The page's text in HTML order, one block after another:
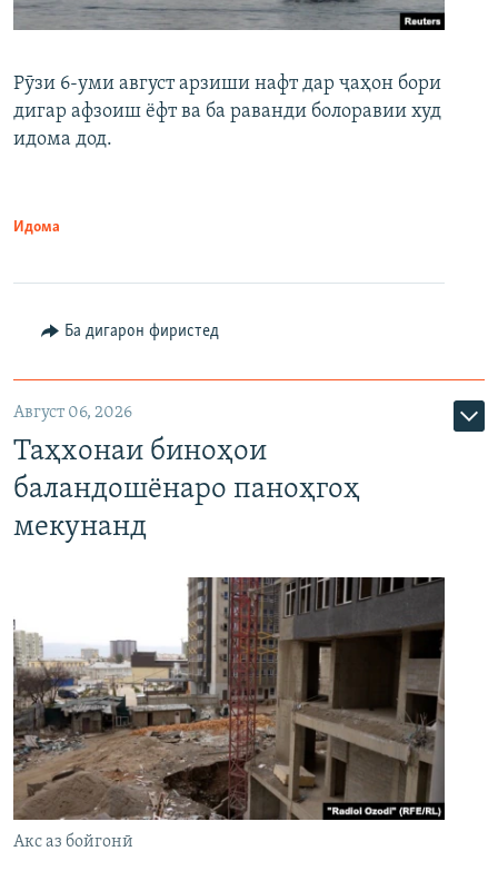
Рӯзи 6-уми август арзиши нафт дар ҷаҳон бори
дигар афзоиш ёфт ва ба раванди болоравии худ
идома дод.
Идома
Ба дигарон фиристед
Август 06, 2026
Таҳхонаи биноҳои
баландошёнаро паноҳгоҳ
мекунанд
Акс аз бойгонӣ